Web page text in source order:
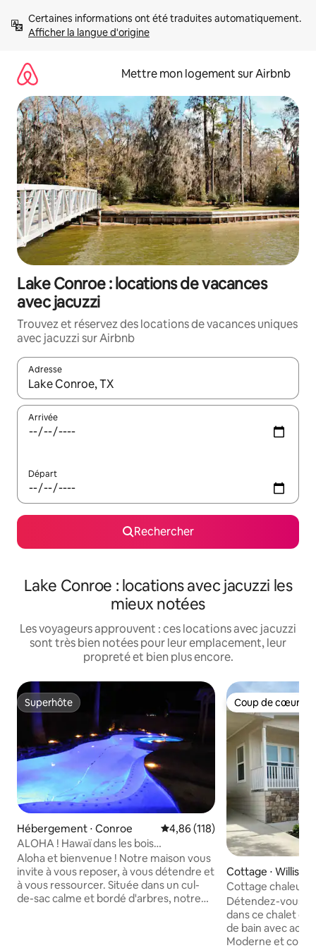
directement
Afficher la langue d'origine
Mettre mon logement sur Airbnb
Lake Conroe : locations de vacances
avec jacuzzi
Trouvez et réservez des locations de vacances uniques
avec jacuzzi sur Airbnb
Adresse
Lorsque les résultats s'affichent, utilisez les flèches vers le
Arrivée
Départ
Rechercher
Lake Conroe : locations avec jacuzzi les
mieux notées
Les voyageurs approuvent : ces locations avec jacuzzi
sont très bien notées pour leur emplacement, leur
propreté et bien plus encore.
Superhôte
Superhôte
Hébergement ⋅ Conroe Évaluation moyenne sur la
4,86 (118)
ALOHA ! Hawaï dans les bois
5 chambres/3 salles de
bain 10 couchages
Aloha et bienvenue ! Notre maison vous
invite à vous reposer, à vous détendre et
à vous ressourcer. Située dans un cul-
de-sac calme et bordé d'arbres, notre
Coup de cœur
Coup de cœur
Cottage ⋅ Willis
Cottage
équipements !
Détendez-vous
dans ce chalet de
de bain avec
Moderne et